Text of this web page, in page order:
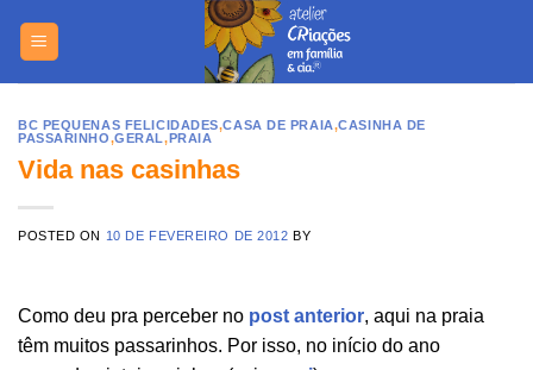
BC PEQUENAS FELICIDADES,CASA DE PRAIA,CASINHA DE
PASSARINHO,GERAL,PRAIA
Vida nas casinhas
POSTED ON 10 DE FEVEREIRO DE 2012 BY
Como deu pra perceber no post anterior, aqui na praia
têm muitos passarinhos. Por isso, no início do ano